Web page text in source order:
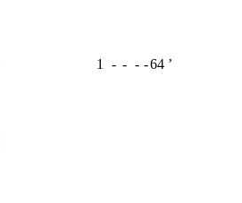
1 - - - -64 ʼ